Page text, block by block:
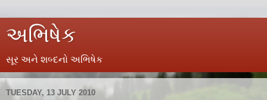
અભિષેક
સૂર અને શબ્દનો અભિષેક
TUESDAY, 13 JULY 2010